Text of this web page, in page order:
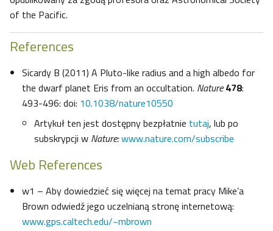
of the Pacific.
References
Sicardy B (2011) A Pluto-like radius and a high albedo for
the dwarf planet Eris from an occultation. Nature 478:
493-496: doi: 10.1038/nature10550
Artykuł ten jest dostępny bezpłatnie tutaj, lub po
subskrypcji w Nature:www.nature.com/subscribe
Web References
w1 – Aby dowiedzieć się więcej na temat pracy Mike’a
Brown odwiedź jego uczelnianą stronę internetową:
www.gps.caltech.edu/~mbrown